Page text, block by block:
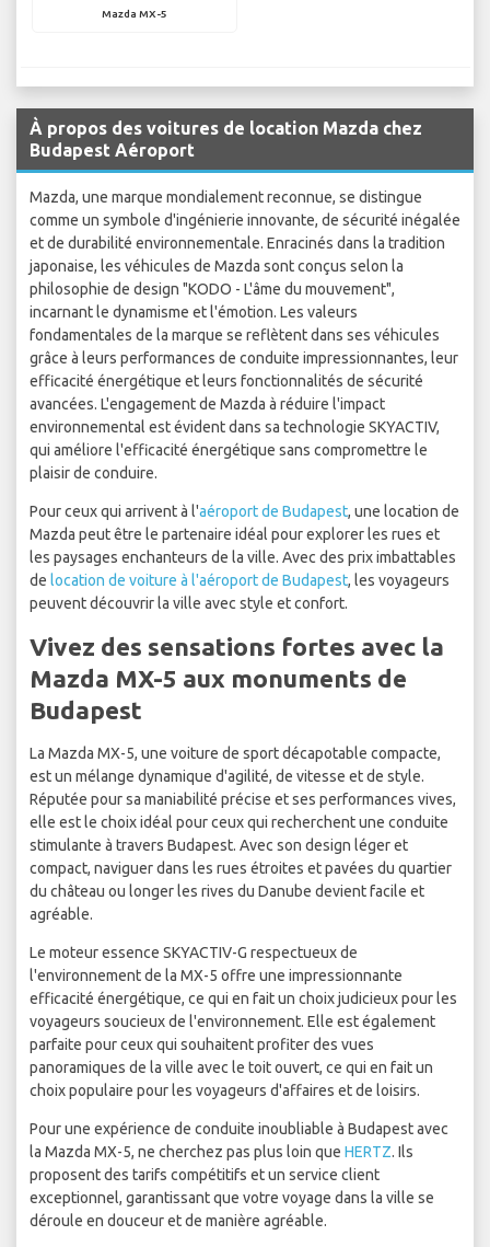
Mazda MX-5
À propos des voitures de location Mazda chez
Budapest Aéroport
Mazda, une marque mondialement reconnue, se distingue
comme un symbole d'ingénierie innovante, de sécurité inégalée
et de durabilité environnementale. Enracinés dans la tradition
japonaise, les véhicules de Mazda sont conçus selon la
philosophie de design "KODO - L'âme du mouvement",
incarnant le dynamisme et l'émotion. Les valeurs
fondamentales de la marque se reflètent dans ses véhicules
grâce à leurs performances de conduite impressionnantes, leur
efficacité énergétique et leurs fonctionnalités de sécurité
avancées. L'engagement de Mazda à réduire l'impact
environnemental est évident dans sa technologie SKYACTIV,
qui améliore l'efficacité énergétique sans compromettre le
plaisir de conduire.
Pour ceux qui arrivent à l'aéroport de Budapest, une location de
Mazda peut être le partenaire idéal pour explorer les rues et
les paysages enchanteurs de la ville. Avec des prix imbattables
de location de voiture à l'aéroport de Budapest, les voyageurs
peuvent découvrir la ville avec style et confort.
Vivez des sensations fortes avec la
Mazda MX-5 aux monuments de
Budapest
La Mazda MX-5, une voiture de sport décapotable compacte,
est un mélange dynamique d'agilité, de vitesse et de style.
Réputée pour sa maniabilité précise et ses performances vives,
elle est le choix idéal pour ceux qui recherchent une conduite
stimulante à travers Budapest. Avec son design léger et
compact, naviguer dans les rues étroites et pavées du quartier
du château ou longer les rives du Danube devient facile et
agréable.
Le moteur essence SKYACTIV-G respectueux de
l'environnement de la MX-5 offre une impressionnante
efficacité énergétique, ce qui en fait un choix judicieux pour les
voyageurs soucieux de l'environnement. Elle est également
parfaite pour ceux qui souhaitent profiter des vues
panoramiques de la ville avec le toit ouvert, ce qui en fait un
choix populaire pour les voyageurs d'affaires et de loisirs.
Pour une expérience de conduite inoubliable à Budapest avec
la Mazda MX-5, ne cherchez pas plus loin que HERTZ. Ils
proposent des tarifs compétitifs et un service client
exceptionnel, garantissant que votre voyage dans la ville se
déroule en douceur et de manière agréable.